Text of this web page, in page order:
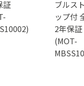
証
ブルス
ップ付
2年保証
(MOT-